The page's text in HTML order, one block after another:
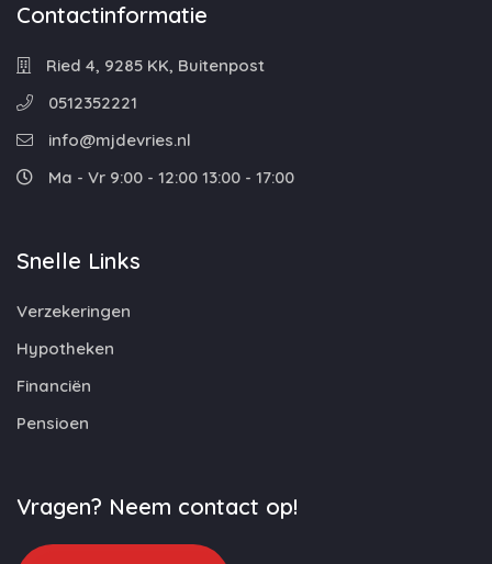
Contactinformatie
Ried 4, 9285 KK, Buitenpost
0512352221
info@mjdevries.nl
Ma - Vr 9:00 - 12:00 13:00 - 17:00
Snelle Links
Verzekeringen
Hypotheken
Financiën
Pensioen
Vragen? Neem contact op!